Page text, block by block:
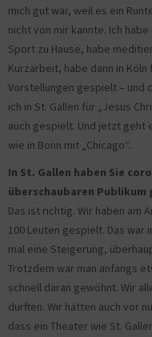
mich gut war, weil es ein
nicht von mir kannte. Ich
Sport zu Hause, habe
Kurzarbeit, habe dann in
Vorstellungen gespielt – und
ich in St. Gallen für „Jesus
auch gespielt. Und jetzt geht
wie in Bonn mit „Chicago“.
In St. Gallen haben Sie
überschaubaren Publikum
Das ist richtig. Wir haben am
100 Leuten gespielt. Das war
mal eine Steigerung,
Trotzdem war man anfangs
schnell daran gewöhnt. Wir
durften. Wir hätten auch vor
dass ein Theater wie St.